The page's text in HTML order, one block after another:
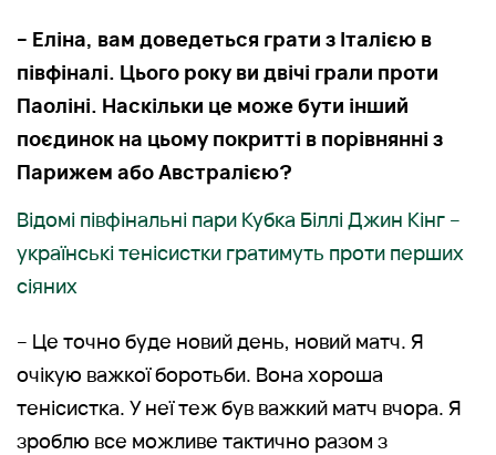
– Еліна, вам доведеться грати з Італією в
півфіналі. Цього року ви двічі грали проти
Паоліні. Наскільки це може бути інший
поєдинок на цьому покритті в порівнянні з
Парижем або Австралією?
Відомі півфінальні пари Кубка Біллі Джин Кінг –
українські тенісистки гратимуть проти перших
сіяних
– Це точно буде новий день, новий матч. Я
очікую важкої боротьби. Вона хороша
тенісистка. У неї теж був важкий матч вчора. Я
зроблю все можливе тактично разом з